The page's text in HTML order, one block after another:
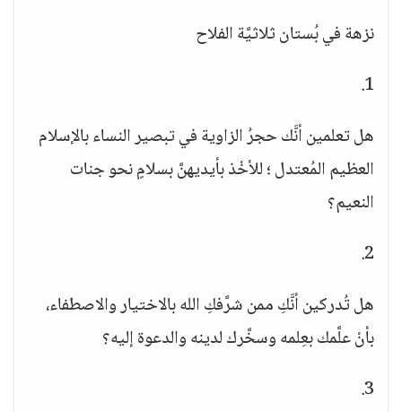
نزهة في بُستان ثلاثيَّة الفلاح
1.
هل تعلمين أنَّك حجرُ الزاوية في تبصير النساء بالإسلام
العظيم المُعتدل ؛ للأخْذ بأيديهنَّ بسلامٍ نحو جنات
النعيم؟
2.
هل تُدركين أنَّكِ ممن شرَّفكِ الله بالاختيار والاصطفاء،
بأنْ علَّمك بعِلمه وسخَّرك لدينه والدعوة إليه؟
3.